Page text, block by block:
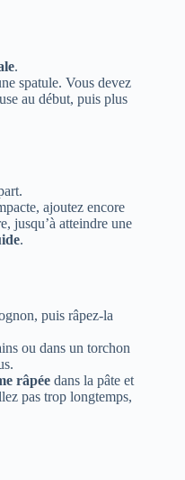
.
spatule. Vous devez
au début, puis plus
ajoutez encore
jusqu’à atteindre une
.
puis râpez-la
ou dans un torchon
râpée dans la pâte et
pas trop longtemps,